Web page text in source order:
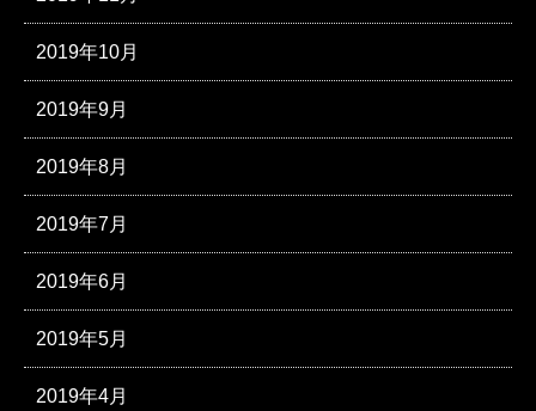
2019年10月
2019年9月
2019年8月
2019年7月
2019年6月
2019年5月
2019年4月